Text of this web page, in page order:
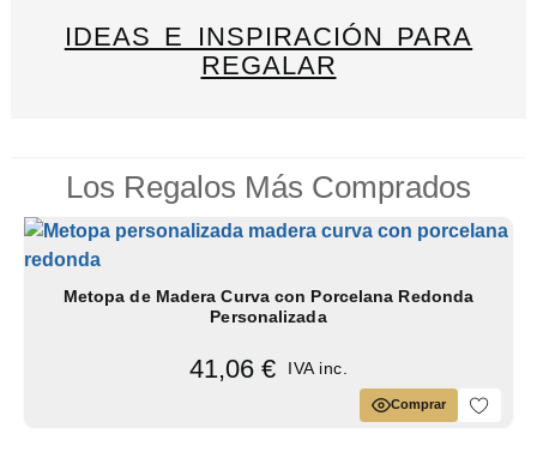
IDEAS E INSPIRACIÓN PARA
REGALAR
Los Regalos Más Comprados
Metopa de Madera Curva con Porcelana Redonda
Personalizada
41,06 € IVA inc.
Comprar